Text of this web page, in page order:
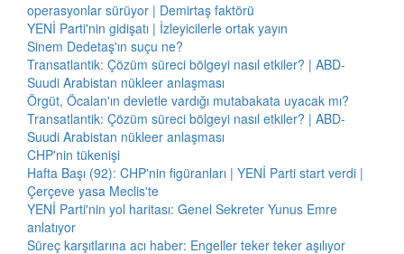
operasyonlar sürüyor | Demirtaş faktörü
YENİ Parti'nin gidişatı | İzleyicilerle ortak yayın
Sinem Dedetaş'ın suçu ne?
Transatlantik: Çözüm süreci bölgeyi nasıl etkiler? | ABD-
Suudi Arabistan nükleer anlaşması
Örgüt, Öcalan'ın devletle vardığı mutabakata uyacak mı?
Transatlantik: Çözüm süreci bölgeyi nasıl etkiler? | ABD-
Suudi Arabistan nükleer anlaşması
CHP'nin tükenişi
Hafta Başı (92): CHP'nin figüranları | YENİ Parti start verdi |
Çerçeve yasa Meclis'te
YENİ Parti'nin yol haritası: Genel Sekreter Yunus Emre
anlatıyor
Süreç karşıtlarına acı haber: Engeller teker teker aşılıyor